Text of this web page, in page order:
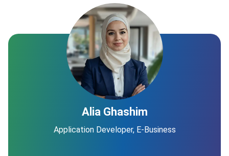
Alia Ghashim
Application Developer, E-Business